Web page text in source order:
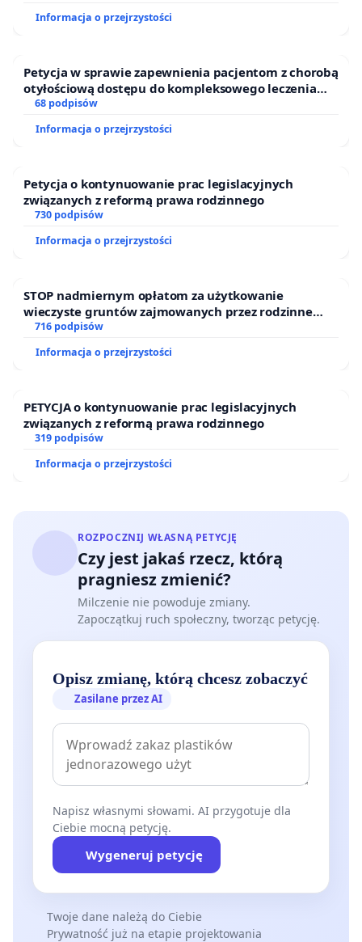
Informacja o przejrzystości
Petycja w sprawie zapewnienia pacjentom z chorobą
otyłościową dostępu do kompleksowego leczenia
oraz programów profilaktycznych.
68 podpisów
Informacja o przejrzystości
Petycja o kontynuowanie prac legislacyjnych
związanych z reformą prawa rodzinnego
730 podpisów
Informacja o przejrzystości
STOP nadmiernym opłatom za użytkowanie
wieczyste gruntów zajmowanych przez rodzinne
ogrody działkowe.
716 podpisów
Informacja o przejrzystości
PETYCJA o kontynuowanie prac legislacyjnych
związanych z reformą prawa rodzinnego
319 podpisów
Informacja o przejrzystości
ROZPOCZNIJ WŁASNĄ PETYCJĘ
Czy jest jakaś rzecz, którą
pragniesz zmienić?
Milczenie nie powoduje zmiany.
Zapoczątkuj ruch społeczny, tworząc petycję.
Opisz zmianę, którą chcesz zobaczyć
Zasilane przez AI
Napisz własnymi słowami. AI przygotuje dla
Ciebie mocną petycję.
Wygeneruj petycję
Twoje dane należą do Ciebie
Prywatność już na etapie projektowania